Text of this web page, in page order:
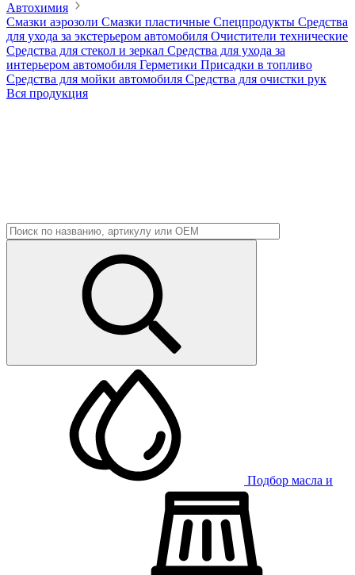
Автохимия
Смазки аэрозоли Смазки пластичные Спецпродукты Средства
для ухода за экстерьером автомобиля Очистители технические
Средства для стекол и зеркал Средства для ухода за
интерьером автомобиля Герметики Присадки в топливо
Средства для мойки автомобиля Средства для очистки рук
Вся продукция
Подбор масла и